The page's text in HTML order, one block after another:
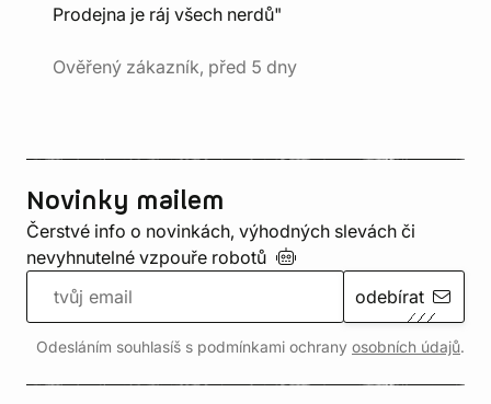
Prodejna je ráj všech nerdů"
Ověřený zákazník, před 5 dny
Novinky mailem
Čerstvé info o novinkách, výhodných slevách či
nevyhnutelné vzpouře robotů
odebírat
Odesláním souhlasíš s podmínkami ochrany osobních údajů.